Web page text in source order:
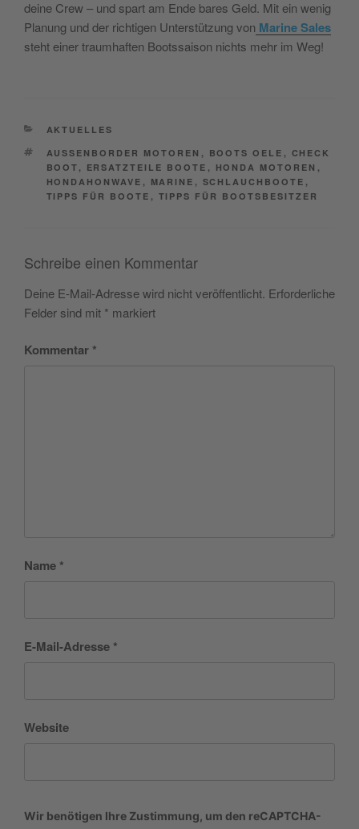
deine Crew – und spart am Ende bares Geld. Mit ein wenig
Planung und der richtigen Unterstützung von Marine Sales
steht einer traumhaften Bootssaison nichts mehr im Weg!
CATEGORIES
AKTUELLES
TAGS
AUSSENBORDER MOTOREN , BOOTS OELE , CHECK
BOOT , ERSATZTEILE BOOTE , HONDA MOTOREN ,
HONDAHONWAVE , MARINE , SCHLAUCHBOOTE ,
TIPPS FÜR BOOTE , TIPPS FÜR BOOTSBESITZER
Schreibe einen Kommentar
Deine E-Mail-Adresse wird nicht veröffentlicht. Erforderliche
Felder sind mit * markiert
Kommentar *
Name *
E-Mail-Adresse *
Website
Wir benötigen Ihre Zustimmung, um den reCAPTCHA-